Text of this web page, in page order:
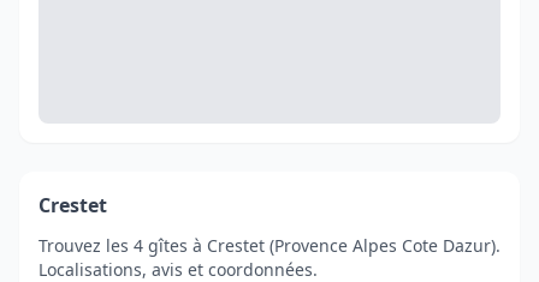
Crestet
Trouvez les 4 gîtes à Crestet (Provence Alpes Cote Dazur).
Localisations, avis et coordonnées.